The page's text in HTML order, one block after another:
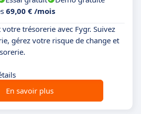
69,00 € /mois
trésorerie avec Fygr. Suivez
gérez votre risque de change et
En savoir plus